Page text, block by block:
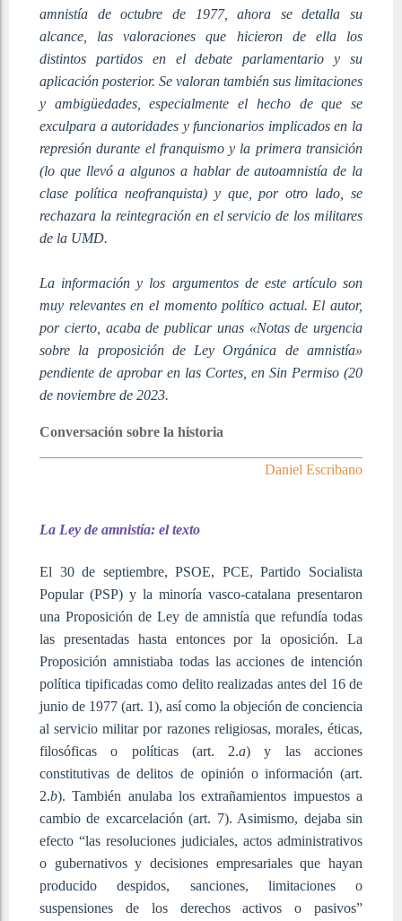
amnistía de octubre de 1977, ahora se detalla su
alcance, las valoraciones que hicieron de ella los
distintos partidos en el debate parlamentario y su
aplicación posterior. Se valoran también sus limitaciones
y ambigüedades, especialmente el hecho de que se
exculpara a autoridades y funcionarios implicados en la
represión durante el franquismo y la primera transición
(lo que llevó a algunos a hablar de autoamnistía de la
clase política neofranquista) y que, por otro lado, se
rechazara la reintegración en el servicio de los militares
de la UMD.
La información y los argumentos de este artículo son
muy relevantes en el momento político actual. El autor,
por cierto, acaba de publicar unas «Notas de urgencia
sobre la proposición de Ley Orgánica de amnistía»
pendiente de aprobar en las Cortes, en Sin Permiso (20
de noviembre de 2023.
Conversación sobre la historia
Daniel Escribano
La Ley de amnistía: el texto
El 30 de septiembre, PSOE, PCE, Partido Socialista
Popular (PSP) y la minoría vasco-catalana presentaron
una Proposición de Ley de amnistía que refundía todas
las presentadas hasta entonces por la oposición. La
Proposición amnistiaba todas las acciones de intención
política tipificadas como delito realizadas antes del 16 de
junio de 1977 (art. 1), así como la objeción de conciencia
al servicio militar por razones religiosas, morales, éticas,
filosóficas o políticas (art. 2.a) y las acciones
constitutivas de delitos de opinión o información (art.
2.b). También anulaba los extrañamientos impuestos a
cambio de excarcelación (art. 7). Asimismo, dejaba sin
efecto “las resoluciones judiciales, actos administrativos
o gubernativos y decisiones empresariales que hayan
producido despidos, sanciones, limitaciones o
suspensiones de los derechos activos o pasivos”